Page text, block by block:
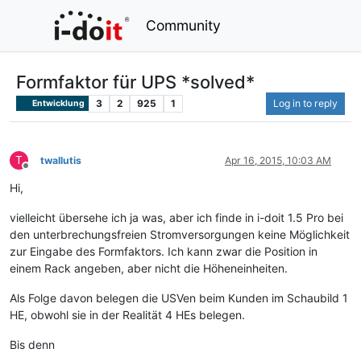
Community
Formfaktor für UPS *solved*
Entwicklung 3 2 925 1 Log in to reply
T
Offline
twallutis Apr 16, 2015, 10:03 AM
Hi,
vielleicht übersehe ich ja was, aber ich finde in i-doit 1.5 Pro bei
den unterbrechungsfreien Stromversorgungen keine Möglichkeit
zur Eingabe des Formfaktors. Ich kann zwar die Position in
einem Rack angeben, aber nicht die Höheneinheiten.
Als Folge davon belegen die USVen beim Kunden im Schaubild 1
HE, obwohl sie in der Realität 4 HEs belegen.
Bis denn